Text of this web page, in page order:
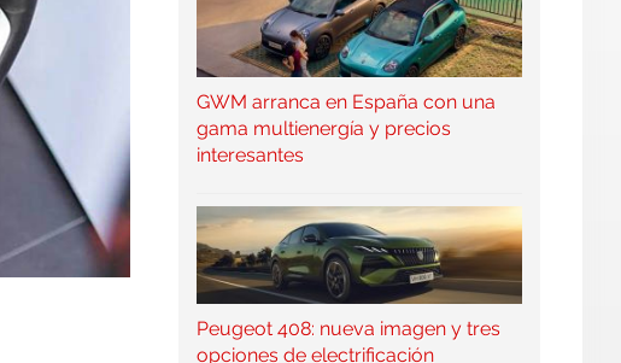
GWM arranca en España con una
gama multienergía y precios
interesantes
Peugeot 408: nueva imagen y tres
opciones de electrificación